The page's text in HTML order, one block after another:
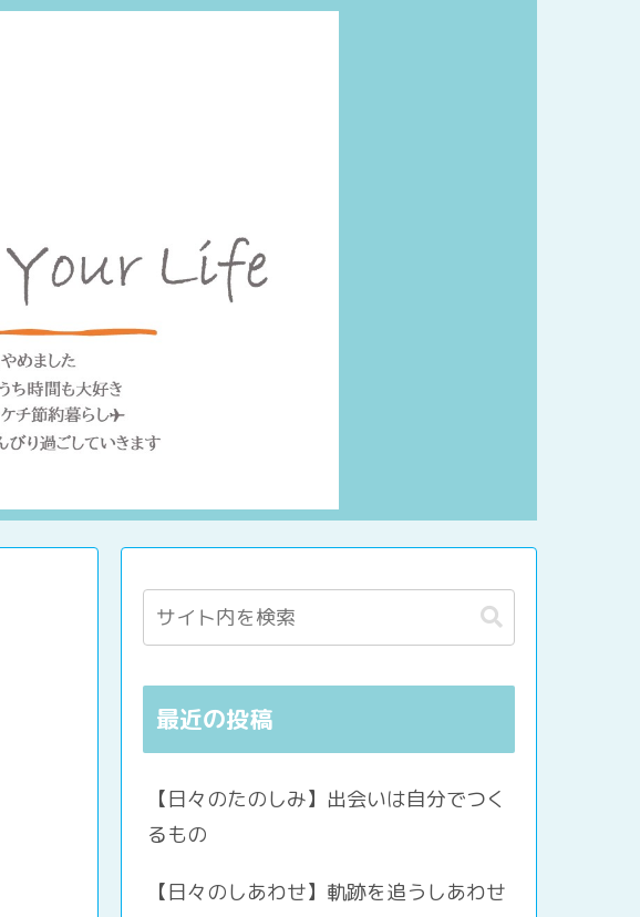
最近の投稿
【日々のたのしみ】出会いは自分でつく
るもの
【日々のしあわせ】軌跡を追うしあわせ